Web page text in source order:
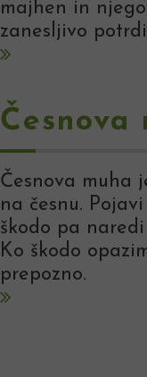
majhen in
zanesljivo potrdi
Česnova
Česnova muha
na česnu.
škodo pa
Ko škodo
prepozno.